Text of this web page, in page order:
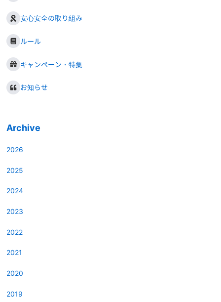
安心安全の取り組み
ルール
キャンペーン・特集
お知らせ
Archive
2026
2025
2024
2023
2022
2021
2020
2019